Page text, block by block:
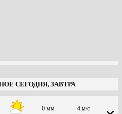
СЕГОДНЯ, ЗАВТРА
0 мм 4 м/с